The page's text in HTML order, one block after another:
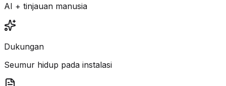
AI + tinjauan manusia
Dukungan
Seumur hidup pada instalasi